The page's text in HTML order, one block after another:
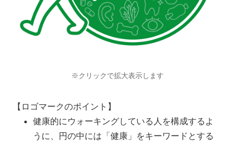
※クリックで拡大表示します
【ロゴマークのポイント】
健康的にウォーキングしている人を構成するよ
うに、円の中には「健康」をキーワードとする